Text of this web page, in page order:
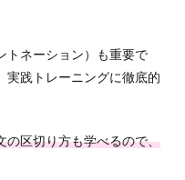
トネーション）も重要で
実践トレーニングに徹底的
の区切り方も学べるので、